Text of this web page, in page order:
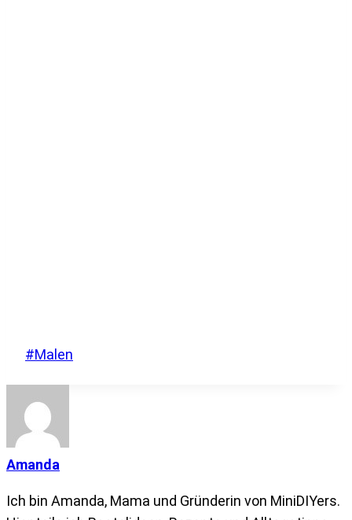
Schlagworte:
#Malen
Amanda
Ich bin Amanda, Mama und Gründerin von MiniDIYers.